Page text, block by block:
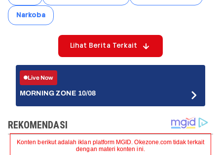
Narkoba
Lihat Berita Terkait
Live Now
MORNING ZONE 10/08